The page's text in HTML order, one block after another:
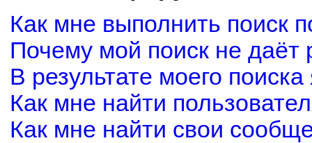
Как мне выполнить поиск
Почему мой поиск не даёт
В результате моего
Как мне найти
Как мне найти свои